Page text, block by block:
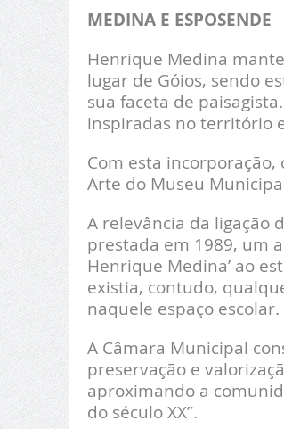
MEDINA E ESPOSENDE
Henrique Medina
lugar de Góios, sendo
sua faceta de
inspiradas no território
Com esta
Arte do Museu
A relevância da ligação
prestada em 1989, um
Henrique Medina’ ao
existia, contudo,
naquele espaço escolar.
A Câmara Municipal
preservação e
aproximando a
do século XX”.